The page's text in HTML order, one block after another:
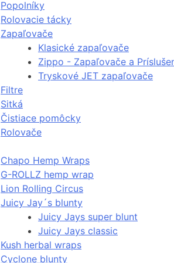
Popolníky
Rolovacie tácky
Zapaľovače
Klasické zapaľovače
Zippo - Zapaľovače a
Tryskové JET zapaľovače
Filtre
Sitká
Čistiace pomôcky
Rolovače
Chapo Hemp Wraps
G-ROLLZ hemp wrap
Lion Rolling Circus
Juicy Jay´s blunty
Juicy Jays super blunt
Juicy Jays classic
Kush herbal wraps
Cyclone blunty